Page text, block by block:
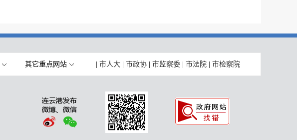
其它重点网站 市人大 市政协 市监察委 市法院 市检察院